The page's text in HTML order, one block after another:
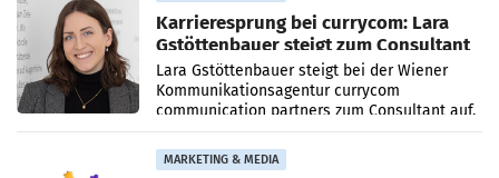
Karrieresprung bei currycom: Lara
Gstöttenbauer steigt zum Consultant
auf
Lara Gstöttenbauer steigt bei der Wiener
Kommunikationsagentur currycom
communication partners zum Consultant auf.
Die 27-jährige Beraterin betreut Kundinnen
und Kunden in den Bereichen
MARKETING & MEDIA